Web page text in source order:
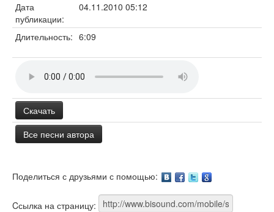
Дата
публикации:
04.11.2010 05:12
Длительность: 6:09
Скачать
Все песни автора
Поделиться с друзьями с помощью:
Cсылка на страницу: